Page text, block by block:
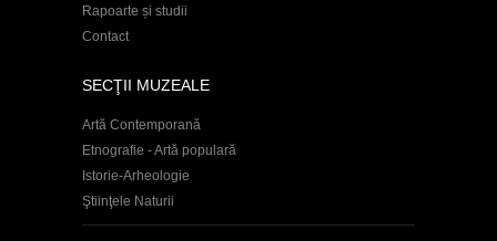
Rapoarte și studii
Contact
SECŢII MUZEALE
Artă Contemporană
Etnografie - Artă populară
Istorie-Arheologie
Ştiinţele Naturii